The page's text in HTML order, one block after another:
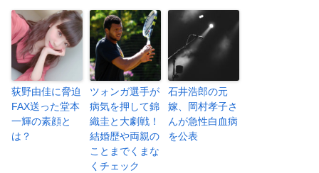
荻野由佳に脅迫
FAX送った堂本
一輝の素顔と
は？
ツォンガ選手が
病気を押して錦
織圭と大劇戦！
結婚歴や両親の
ことまでくまな
くチェック
石井浩郎の元
嫁、岡村孝子さ
んが急性白血病
を公表